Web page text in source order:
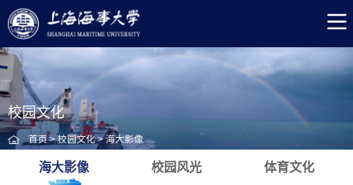
校园文化
首页>校园文化>海大影像
海大影像 校园风光 体育文化